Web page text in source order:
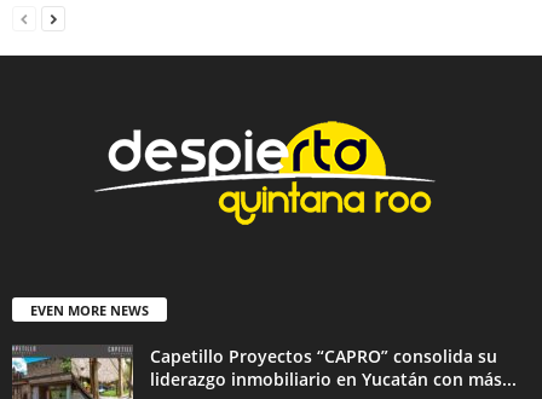
EVEN MORE NEWS
Capetillo Proyectos “CAPRO” consolida su
liderazgo inmobiliario en Yucatán con más...